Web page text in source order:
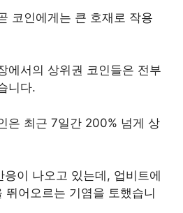
코인에게는 큰 호재로 작용
에서의 상위권 코인들은 전부
니다.
은 최근 7일간 200% 넘게 상
이 나오고 있는데, 업비트에
뛰어오르는 기염을 토했습니